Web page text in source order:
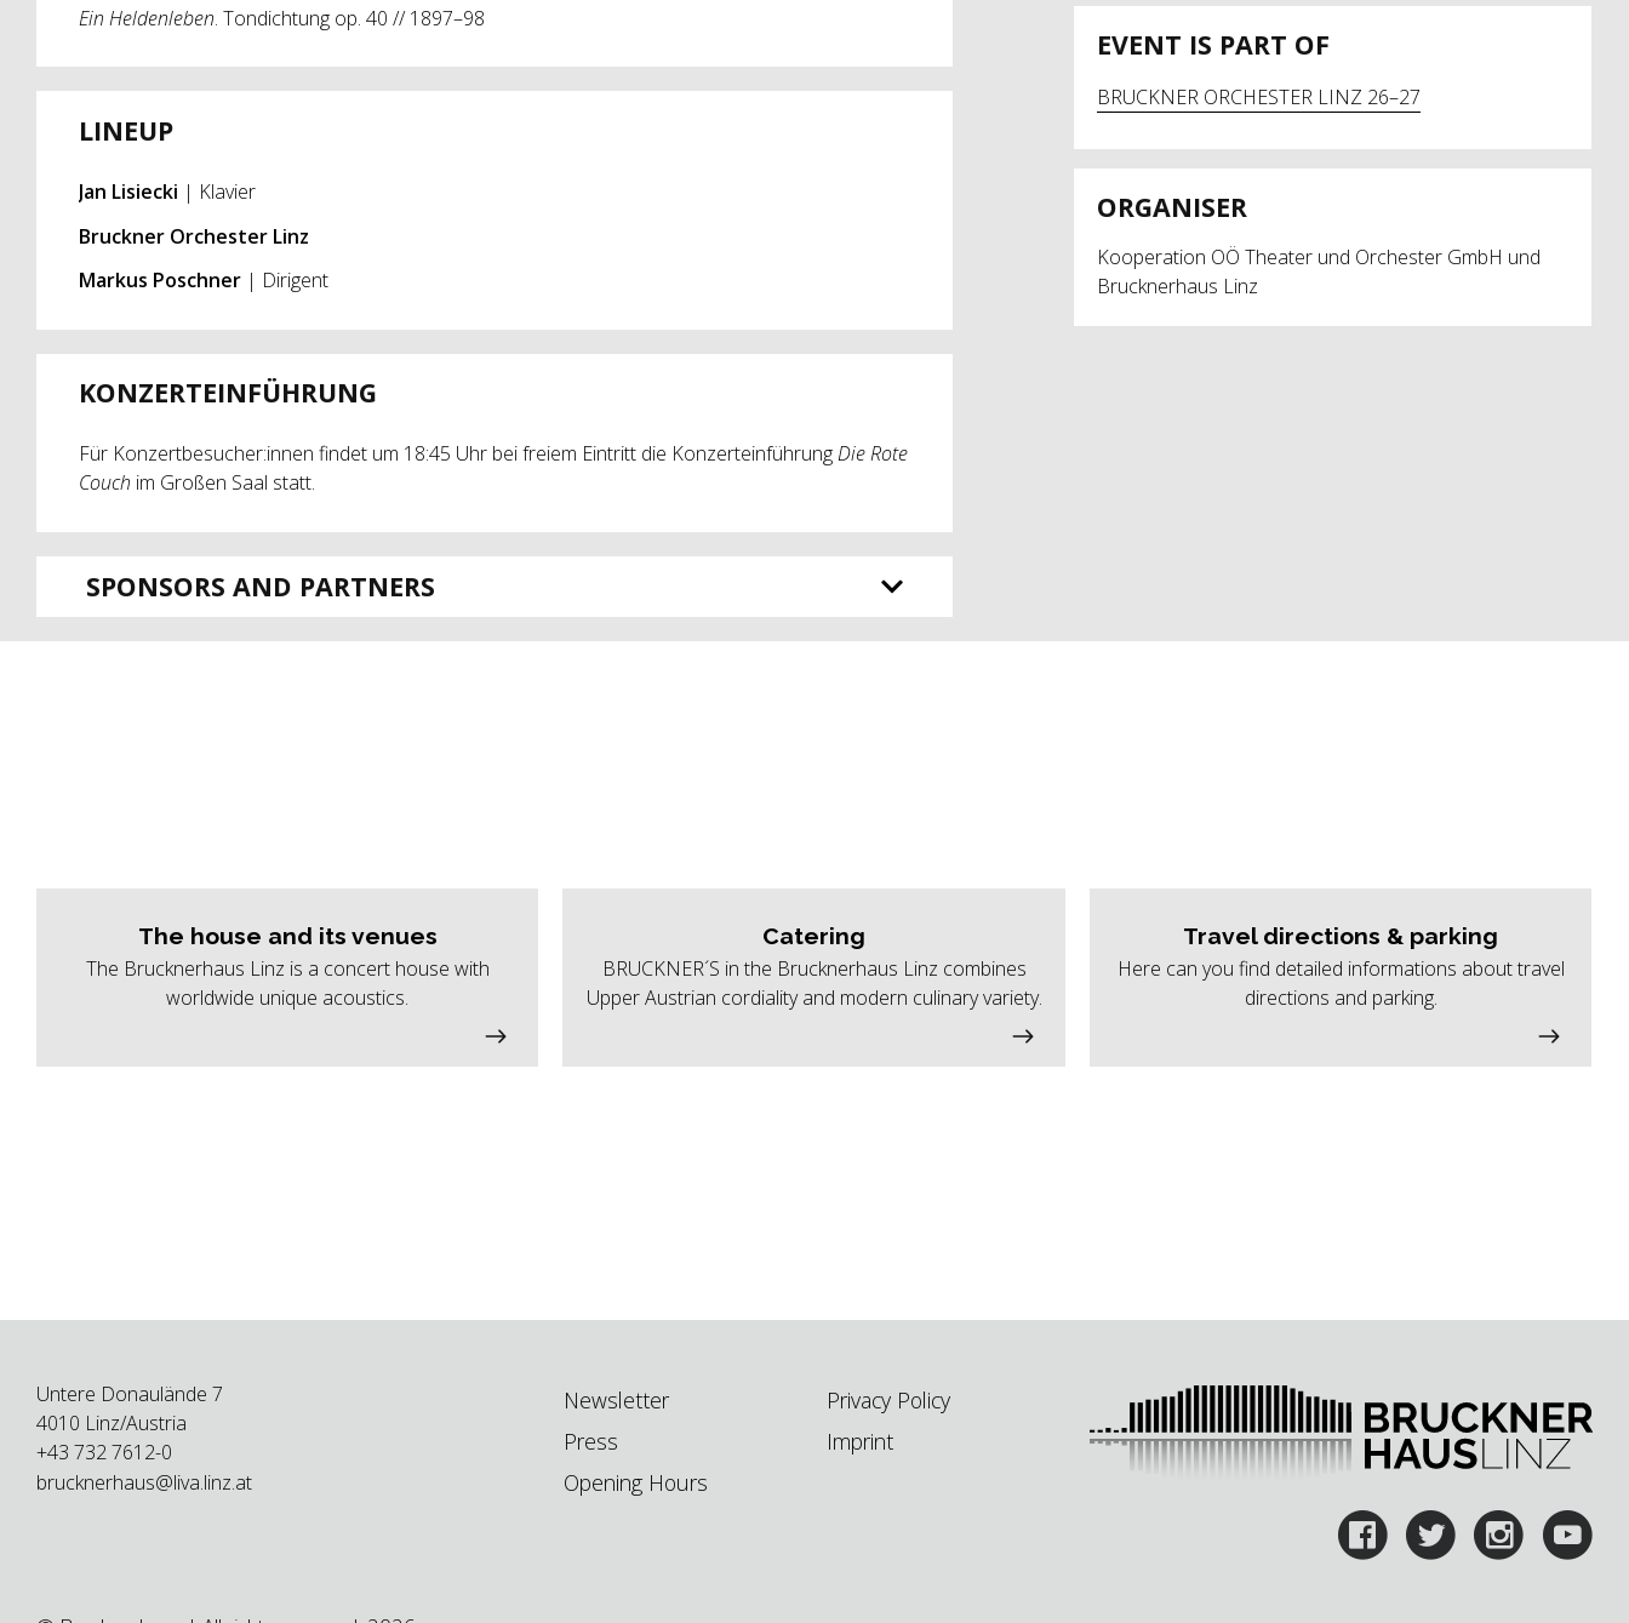
Ein Heldenleben. Tondichtung op. 40 // 1897–98
LINEUP
Jan Lisiecki | Klavier
Bruckner Orchester Linz
Markus Poschner | Dirigent
KONZERTEINFÜHRUNG
Für Konzertbesucher:innen findet um 18:45 Uhr bei freiem Eintritt die KonzerteinführungDie Rote
Couch im Großen Saal statt.
SPONSORS AND PARTNERS
EVENT IS PART OF
BRUCKNER ORCHESTER LINZ 26–27
ORGANISER
Kooperation OÖ Theater und Orchester GmbH und
Brucknerhaus Linz
The house and its venues
The Brucknerhaus Linz is a concert house with
worldwide unique acoustics.
Catering
BRUCKNER´S in the Brucknerhaus Linz combines
Upper Austrian cordiality and modern culinary variety.
Travel directions & parking
Here can you find detailed informations about travel
directions and parking.
Untere Donaulände 7
4010 Linz/Austria
+43 732 7612-0
brucknerhaus@liva.linz.at
Newsletter
Press
Opening Hours
Privacy Policy
Imprint